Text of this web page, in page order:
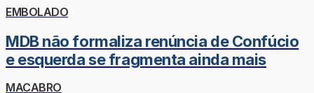
EMBOLADO
MDB não formaliza renúncia de Confúcio
e esquerda se fragmenta ainda mais
MACABRO